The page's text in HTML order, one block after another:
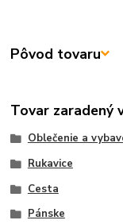
Pôvod tovaru
Tovar zaradený
Oblečenie a
Rukavice
Cesta
Pánske